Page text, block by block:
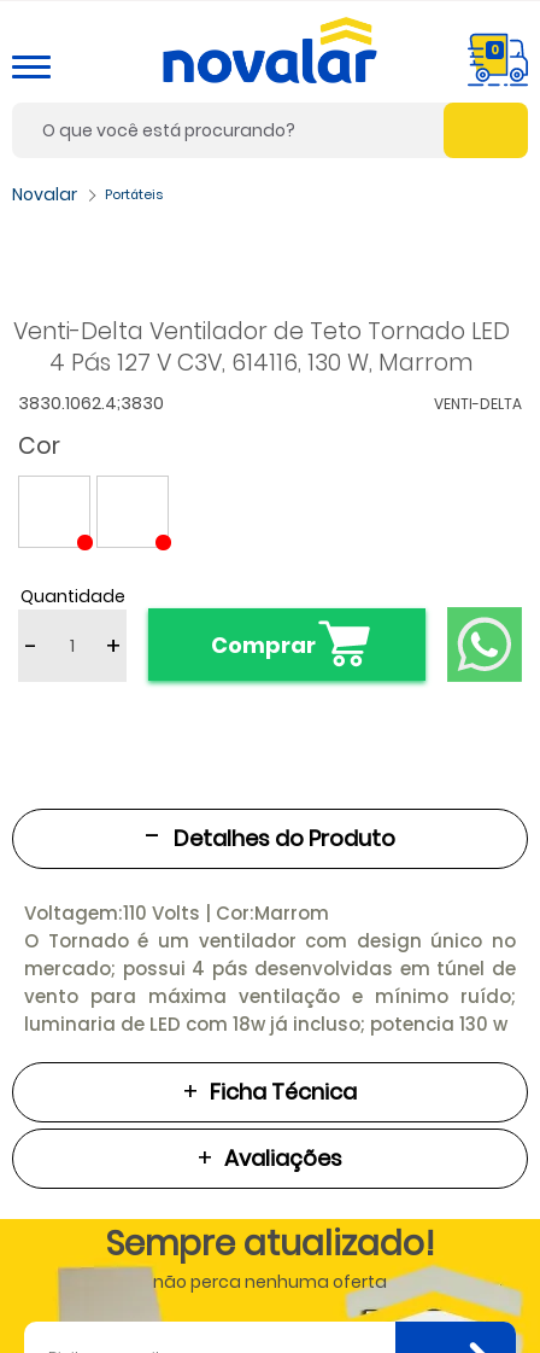
0
Portáteis
Venti-Delta Ventilador de Teto Tornado LED
4 Pás 127 V C3V, 614116, 130 W, Marrom
VENTI-DELTA
3830.1062.4;3830
Cor
Quantidade
- + Comprar
Detalhes do Produto
Voltagem:110 Volts | Cor:Marrom
O Tornado é um ventilador com design único no
mercado; possui 4 pás desenvolvidas em túnel de
vento para máxima ventilação e mínimo ruído;
luminaria de LED com 18w já incluso; potencia 130 w
Ficha Técnica
Avaliações
Sempre atualizado!
não perca nenhuma oferta